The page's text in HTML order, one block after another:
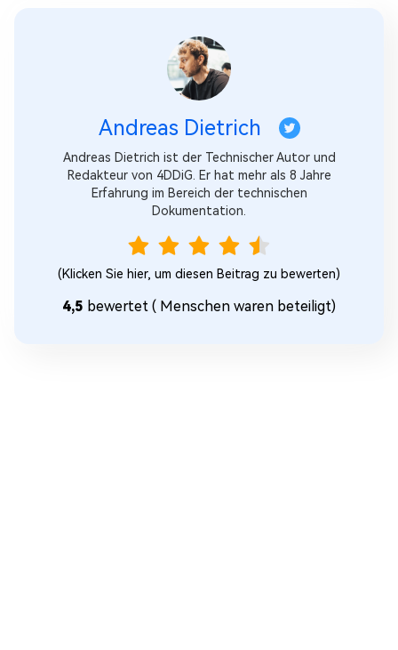
Andreas Dietrich
Andreas Dietrich ist der Technischer Autor und
Redakteur von 4DDiG. Er hat mehr als 8 Jahre
Erfahrung im Bereich der technischen
Dokumentation.
(Klicken Sie hier, um diesen Beitrag zu bewerten)
4,5 bewertet ( Menschen waren beteiligt)